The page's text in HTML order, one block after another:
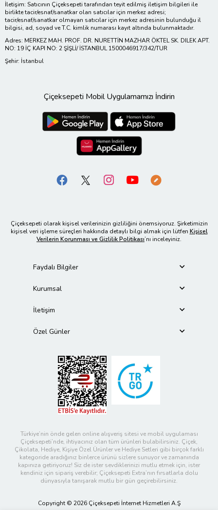
İletişim: Satıcının Çiçeksepeti tarafından teyit edilmiş iletişim bilgileri ile
birlikte tacir/esnaf/sanatkar olan satıcılar için merkez adresi;
tacir/esnaf/sanatkar olmayan satıcılar için merkez adresinin bulunduğu il
bilgisi, ad, soyad ve T.C. kimlik numarası kayıt altında bulunmaktadır.
Adres: MERKEZ MAH. PROF. DR. NURETTİN MAZHAR ÖKTEL SK. DILEK APT.
NO: 19 İÇ KAPI NO: 2 ŞİŞLİ/ İSTANBUL 1500046917/342/TUR
Şehir: İstanbul
Çiçeksepeti Mobil Uygulamamızı İndirin
Çiçeksepeti olarak kişisel verilerinizin gizliliğini önemsiyoruz. Şirketimizin
kişisel veri işleme süreçleri hakkında detaylı bilgi almak için lütfen Kişisel
Verilerin Korunması ve Gizlilik Politikası’nı inceleyiniz.
Faydalı Bilgiler
Kurumsal
İletişim
Özel Günler
Türkiye’nin önde gelen online alışveriş sitesi ve mobil uygulaması
Çiçeksepeti’nde, ihtiyacınız olan tüm ürünleri bulabilirsiniz. Çiçek,
Çikolata, Hediye, Kişiye Özel Ürünler ve Hediye Setleri gibi birçok farklı
kategoride aradığınız binlerce ürünü sizlere sunuyor ve zamanında
kapınıza getiriyoruz! Siz de ister sevdiklerinizi mutlu etmek için, ister
kendiniz için sipariş verebilir; Çiçeksepeti Extra’nın fırsatlarla dolu
dünyasıyla tanışarak mutlu bir gün geçirebilirsiniz.
Copyright © 2026 Çiçeksepeti İnternet Hizmetleri A.Ş